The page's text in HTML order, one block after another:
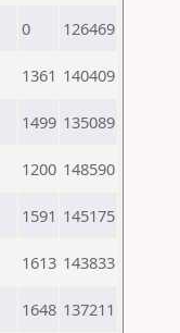
0 126469
1361 140409
1499 135089
1200 148590
1591 145175
1613 143833
1648 137211